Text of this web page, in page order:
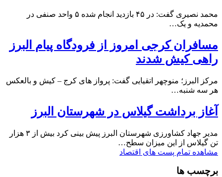
محمد نصیری گفت: در ۴۵ بازدید انجام شده ۵ واحد صنفی در
محمدیه و یک…
مسافران کرجی امروز از فرودگاه پیام البرز
راهی کیش شدند
مرکز البرز؛ منوچهر اتقیایی گفت: پرواز های کرج – کیش و بالعکس
هر سه شنبه…
آغاز برداشت گیلاس در شهرستان البرز
مدیر جهاد کشاورزی شهرستان البرز پیش بینی کرد بیش از ۳ هزار
تن گیلاس از این میزان سطح…
مشاهده تمام پست های اقتصاد
برچسب ها